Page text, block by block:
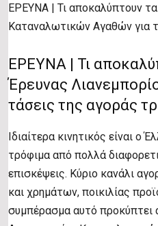
ΕΡΕΥΝΑ | Τι αποκαλύπτουν τα
Καταναλωτικών Αγαθών για
ΕΡΕΥΝΑ | Τι
Έρευνας
τάσεις της αγοράς
Ιδιαίτερα κινητικός είναι ο
τρόφιμα από πολλά
επισκέψεις. Κύριο κανάλι
και χρημάτων, ποικιλίας
συμπέρασμα αυτό προκύπτει